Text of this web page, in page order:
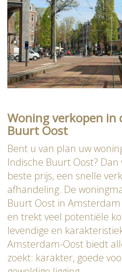
Woning verkopen in
Buurt Oost
Bent u van plan uw
Indische Buurt Oost?
beste prijs, een snelle
afhandeling. De
Buurt Oost in
en trekt veel potentiële
levendige en
Amsterdam-Oost biedt
zoekt: karakter, goede